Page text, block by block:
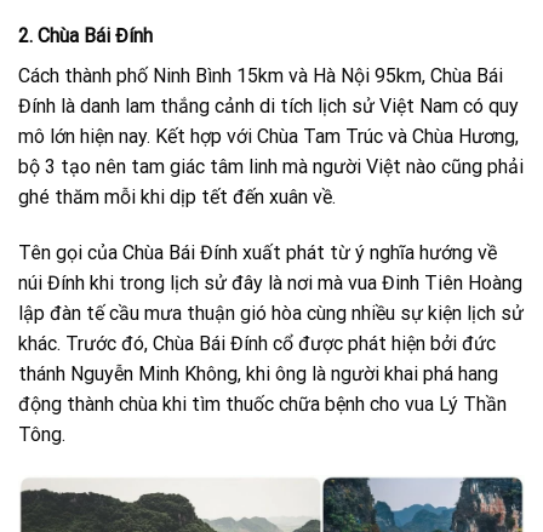
2. Chùa Bái Đính
Cách thành phố Ninh Bình 15km và Hà Nội 95km, Chùa Bái
Đính là danh lam thắng cảnh di tích lịch sử Việt Nam có quy
mô lớn hiện nay. Kết hợp với Chùa Tam Trúc và Chùa Hương,
bộ 3 tạo nên tam giác tâm linh mà người Việt nào cũng phải
ghé thăm mỗi khi dịp tết đến xuân về.
Tên gọi của Chùa Bái Đính xuất phát từ ý nghĩa hướng về
núi Đính khi trong lịch sử đây là nơi mà vua Đinh Tiên Hoàng
lập đàn tế cầu mưa thuận gió hòa cùng nhiều sự kiện lịch sử
khác. Trước đó, Chùa Bái Đính cổ được phát hiện bởi đức
thánh Nguyễn Minh Không, khi ông là người khai phá hang
động thành chùa khi tìm thuốc chữa bệnh cho vua Lý Thần
Tông.